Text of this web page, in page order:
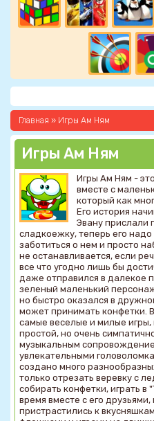
Главная » Игры Ам Ням
Игры Ам Ням
Игры Ам Ням -
вместе с
который как
Его история
Эвану прислали
сладкоежку, теперь его
заботиться о нем и просто
не останавливается, если
все что угодно лишь бы
даже отправился в далекое
зеленый маленький
но быстро оказался в
может принимать конфетки.
самые веселые и милые игры,
простой, но очень
музыкальным
увлекательными
создано много
только отрезать веревку с
собирать конфетки, играть в
время вместе с его
пристрастились к